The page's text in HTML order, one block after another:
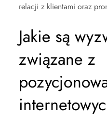
relacji z klientami oraz
Jakie są
związane z